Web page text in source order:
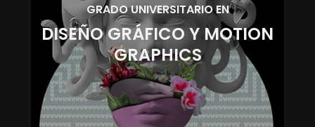
GRADO UNIVERSITARIO EN
DISEÑO GRÁFICO Y MOTION
GRAPHICS